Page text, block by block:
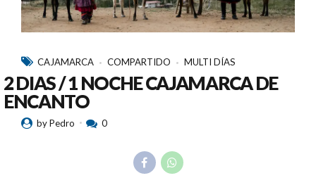
CAJAMARCA COMPARTIDO MULTI DÍAS
2 DIAS / 1 NOCHE CAJAMARCA DE
ENCANTO
by Pedro 0